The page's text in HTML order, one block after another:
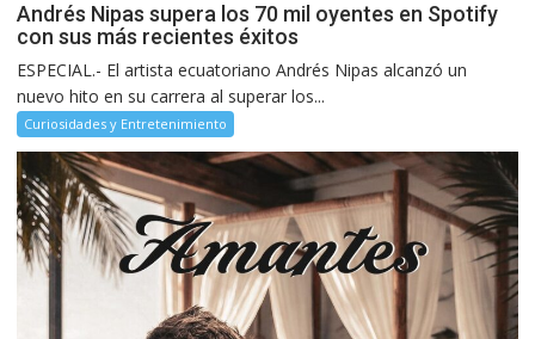
Andrés Nipas supera los 70 mil oyentes en Spotify
con sus más recientes éxitos
ESPECIAL.- El artista ecuatoriano Andrés Nipas alcanzó un
nuevo hito en su carrera al superar los...
Curiosidades y Entretenimiento